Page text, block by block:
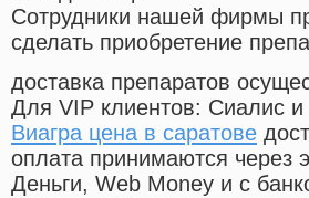
Cотрудники нашей фирмы
сделать приобретение
доставка препаратов
Для VIP клиентов: Сиалис
Виагра цена в саратове
оплата принимаются через
Деньги, Web Money и с